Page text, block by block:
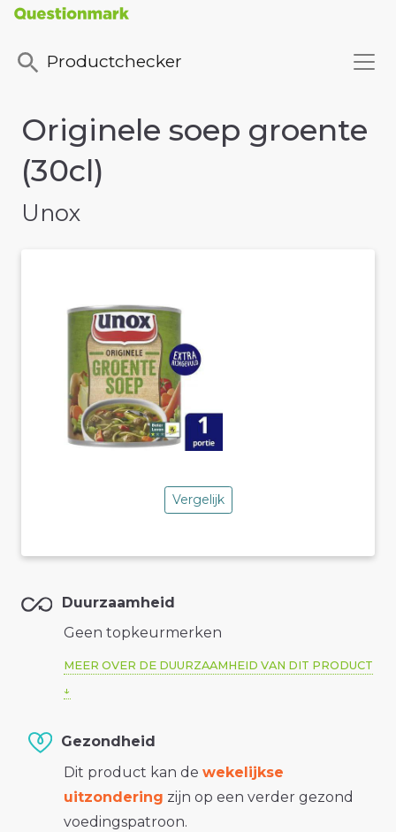
Productchecker
Originele soep groente
(30cl)
Unox
Vergelijk
Duurzaamheid
Geen topkeurmerken
MEER OVER DE DUURZAAMHEID VAN DIT PRODUCT
Gezondheid
Dit product kan de wekelijkse
uitzondering zijn op een verder gezond
voedingspatroon.